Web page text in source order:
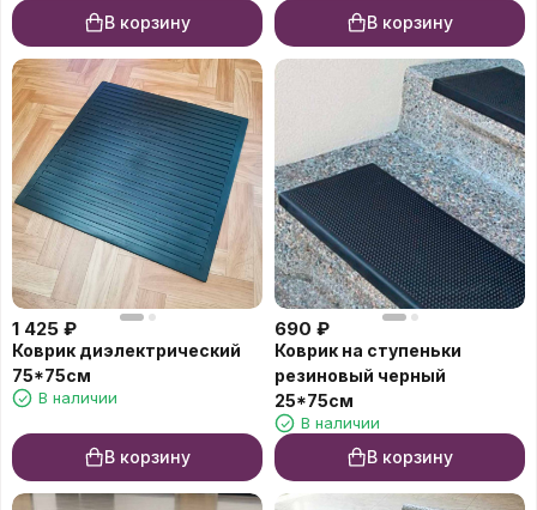
В корзину В корзину
1 425 ₽
Коврик диэлектрический
75*75см
В наличии
В корзину
690 ₽
Коврик на ступеньки
резиновый черный
25*75см
В наличии
В корзину